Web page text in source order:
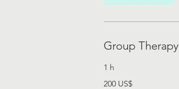
Group Therapy
1 h
dólares
200 US$